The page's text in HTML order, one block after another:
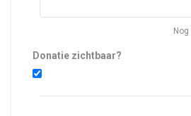
Nog
Donatie zichtbaar?